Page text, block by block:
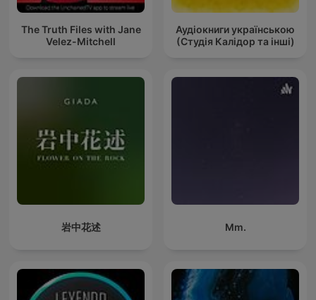
The Truth Files with Jane
Velez-Mitchell
Аудіокниги українською
(Студія Калідор та інші)
岩中花述 Mm.